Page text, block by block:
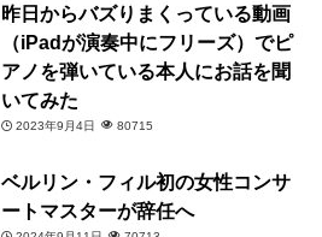
昨日からバズりまくっている動画
（iPadが演奏中にフリーズ）でピ
アノを弾いている本人にお話を聞
いてみた
2023年9月4日 80715
ベルリン・フィル初の女性コンサ
ートマスターが辞任へ